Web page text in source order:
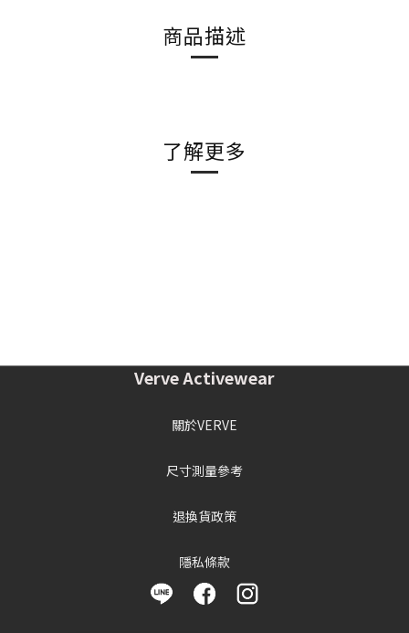
商品描述
了解更多
Verve Activewear
關於VERVE
尺寸測量參考
退換貨政策
隱私條款